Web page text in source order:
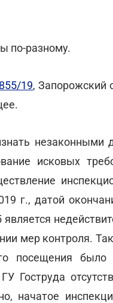
по-разному.
19, Запорожский
незаконными
исковых
г., датой
мер контроля.
посещения
Гоструда
начатое